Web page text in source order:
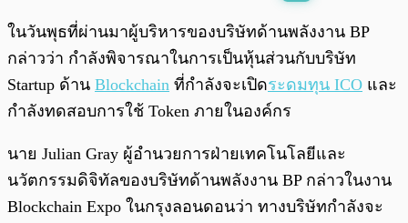
พร้อมเล่น 0:00
ในวันพุธที่ผ่านมาผู้บริหารของบริษัทด้านพลังงาน BP
กล่าวว่า กำลังพิจารณาในการเป็นหุ้นส่วนกับบริษัท
Startup ด้าน Blockchain ที่กำลังจะเปิดระดมทุน ICO และ
กำลังทดสอบการใช้ Token ภายในองค์กร
นาย Julian Gray ผู้อำนวยการฝ่ายเทคโนโลยีและ
นวัตกรรมดิจิทัลของบริษัทด้านพลังงาน BP กล่าวในงาน
Blockchain Expo ในกรุงลอนดอนว่า ทางบริษัทกำลังจะ